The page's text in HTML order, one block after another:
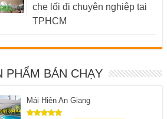
che lối đi chuyên nghiệp tại
TPHCM
PHẨM BÁN CHẠY
Mái Hiên An Giang